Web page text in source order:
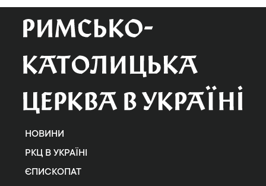
НОВИНИ
РКЦ В УКРАЇНІ
ЄПИСКОПАТ